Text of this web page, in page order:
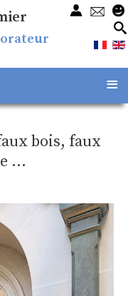
≡
bois, faux
...